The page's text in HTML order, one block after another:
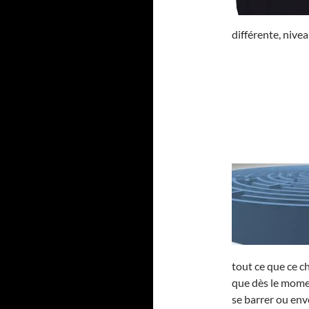
différente,
tout ce que ce
que dès le
se barrer ou